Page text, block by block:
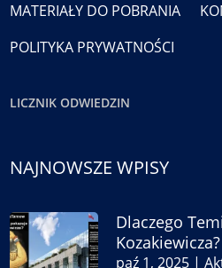
MATERIAŁY DO POBRANIA
POLITYKA PRYWATNOŚCI
LICZNIK ODWIEDZIN
NAJNOWSZE WPISY
Dlaczego
Kozakiewicza?
paź 1, 2025 |